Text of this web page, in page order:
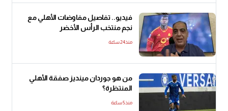
فيديو.. تفاصيل مفاوضات الأهلي مع
نجم منتخب الرأس الأخضر
منذ24 ساعة
من هو جوردان مينديز صفقة الأهلي
المنتظرة؟
منذ5 ساعة